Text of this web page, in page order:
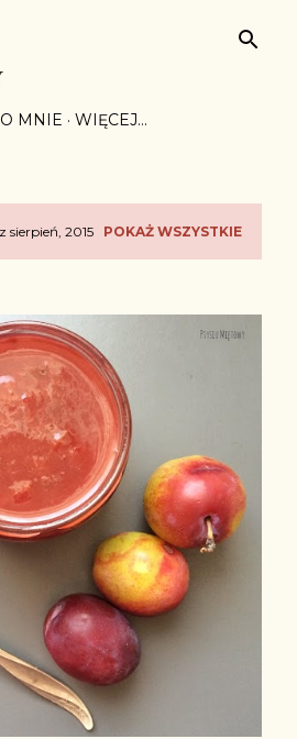
O MNIE WIĘCEJ…
sierpień, 2015 POKAŻ WSZYSTKIE